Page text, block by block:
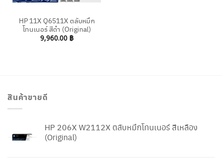
HP 11X Q6511X ตลับหมึก
โทนเนอร์ สีดำ (Original)
9,960.00 ฿
สินค้าขายดี
HP 206X W2112X ตลับหมึกโทนเนอร์ สีเหลือง
(Original)